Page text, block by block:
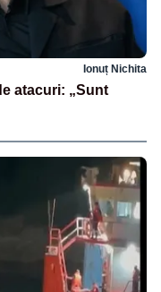
Ionuț Nichita
atacuri: „Sunt